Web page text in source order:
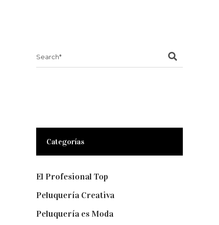
Categorías
El Profesional Top
Peluquería Creativa
Peluquería es Moda